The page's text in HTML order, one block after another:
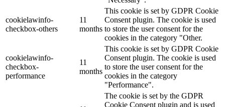
cookielawinfo-
checkbox-others
11
months
This cookie is set by GDPR Cookie
Consent plugin. The cookie is used
to store the user consent for the
cookies in the category "Other.
cookielawinfo-
checkbox-
performance
11
months
This cookie is set by GDPR Cookie
Consent plugin. The cookie is used
to store the user consent for the
cookies in the category
"Performance".
The cookie is set by the GDPR
Cookie Consent plugin and is used